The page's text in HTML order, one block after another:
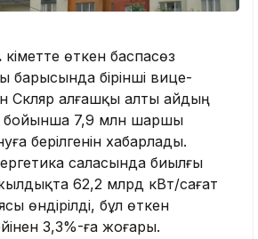
Үкіметте өткен баспасөз
барысында бірінші вице-
Скляр алғашқы алты айдың
7,9 млн шаршы
берілгенін хабарлады.
саласында биылғы
62,2 млрд кВт/сағат
өндірілді, бұл өткен
3,3%-ға жоғары.